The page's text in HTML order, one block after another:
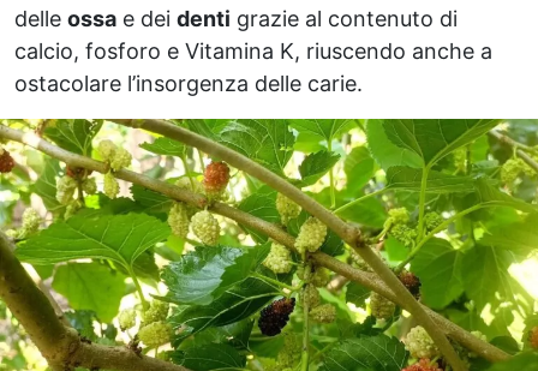
delle ossa e dei denti grazie al contenuto di
calcio, fosforo e Vitamina K, riuscendo anche a
ostacolare l’insorgenza delle carie.